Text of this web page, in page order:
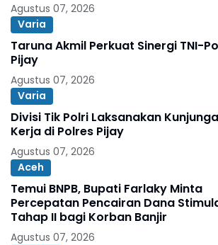
Agustus 07, 2026
Varia
Taruna Akmil Perkuat Sinergi TNI-
Pijay
Agustus 07, 2026
Varia
Divisi Tik Polri Laksanakan
Kerja di Polres Pijay
Agustus 07, 2026
Aceh
Temui BNPB, Bupati Farlaky Minta
Percepatan Pencairan Dana
Tahap II bagi Korban Banjir
Agustus 07, 2026